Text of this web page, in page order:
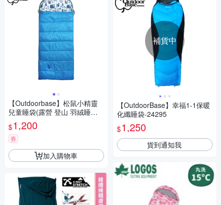
【Outdoorbase】松鼠小精靈
兒童睡袋(露營 登山 羽絨睡袋
露營睡袋 輕量登山睡袋)
$1,200
券
加入購物車
補貨中
【OutdoorBase】幸福1-1保暖
化纖睡袋-24295
$1,250
貨到通知我